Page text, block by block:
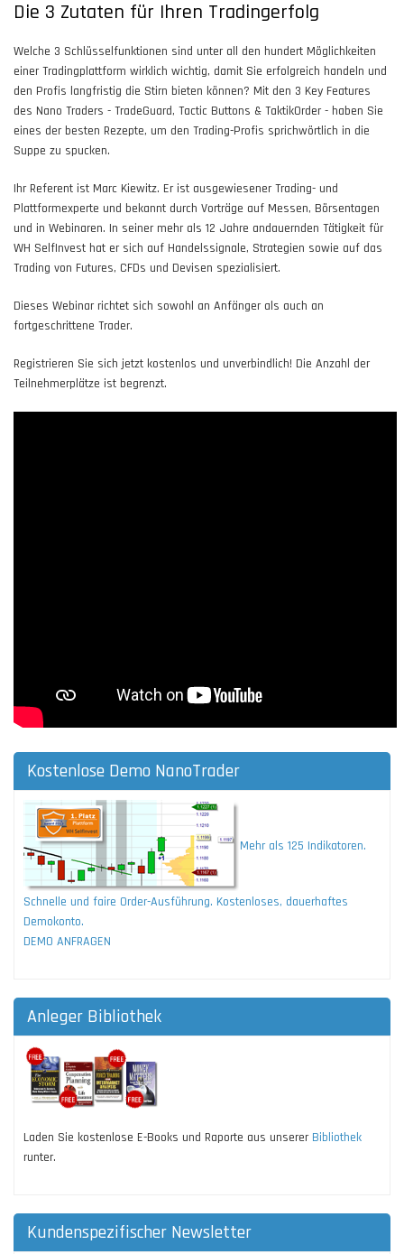
Die 3 Zutaten für Ihren Tradingerfolg
Welche 3 Schlüsselfunktionen sind unter all den hundert Möglichkeiten
einer Tradingplattform wirklich wichtig, damit Sie erfolgreich handeln und
den Profis langfristig die Stirn bieten können? Mit den 3 Key Features
des Nano Traders - TradeGuard, Tactic Buttons & TaktikOrder - haben Sie
eines der besten Rezepte, um den Trading-Profis sprichwörtlich in die
Suppe zu spucken.
Ihr Referent ist Marc Kiewitz. Er ist ausgewiesener Trading- und
Plattformexperte und bekannt durch Vorträge auf Messen, Börsentagen
und in Webinaren. In seiner mehr als 12 Jahre andauernden Tätigkeit für
WH SelfInvest hat er sich auf Handelssignale, Strategien sowie auf das
Trading von Futures, CFDs und Devisen spezialisiert.
Dieses Webinar richtet sich sowohl an Anfänger als auch an
fortgeschrittene Trader.
Registrieren Sie sich jetzt kostenlos und unverbindlich! Die Anzahl der
Teilnehmerplätze ist begrenzt.
Kostenlose Demo NanoTrader
Mehr als 125 Indikatoren.
Schnelle und faire Order-Ausführung. Kostenloses, dauerhaftes
Demokonto.
DEMO ANFRAGEN
Anleger Bibliothek
Laden Sie kostenlose E-Books und Raporte aus unserer Bibliothek
runter.
Kundenspezifischer Newsletter